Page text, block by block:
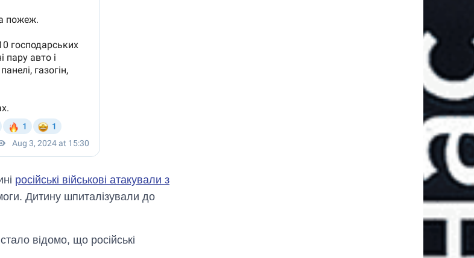
російські військові атакували з
Дитину шпиталізували до
відомо, що російські